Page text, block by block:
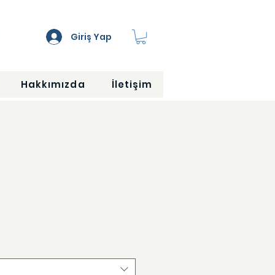
Giriş Yap
Hakkımızda İletişim